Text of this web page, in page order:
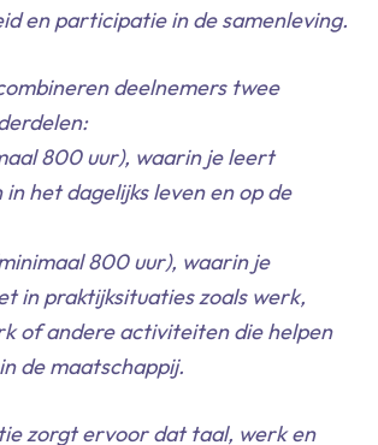
en participatie in de samenleving.
deelnemers twee
800 uur), waarin je leert
het dagelijks leven en op de
800 uur), waarin je
in praktijksituaties zoals werk,
of andere activiteiten die helpen
de maatschappij.
zorgt ervoor dat taal, werk en